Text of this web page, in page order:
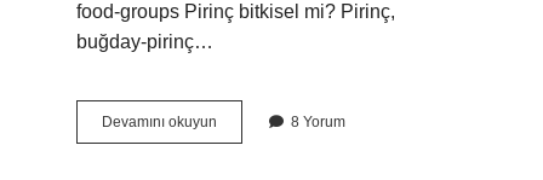
food-groups Pirinç bitkisel mi? Pirinç,
buğday-pirinç…
Devamını okuyun
Hangi
8 Yorum